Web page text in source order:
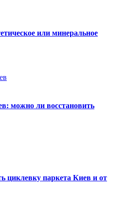
или минеральное
можно ли восстановить
циклевку паркета Киев и от